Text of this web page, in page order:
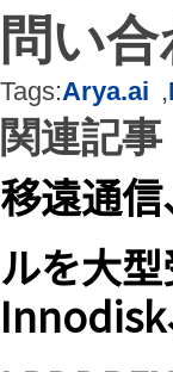
問い
Tags:Arya.ai ,
関連記事
移遠通
ルを大
Innodisk